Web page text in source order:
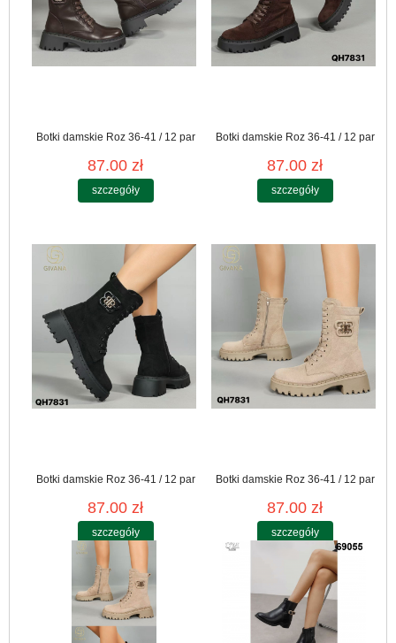
Botki damskie Roz 36-41 / 12 par
87.00 zł
szczegóły
Botki damskie Roz 36-41 / 12 par
87.00 zł
szczegóły
Botki damskie Roz 36-41 / 12 par
87.00 zł
szczegóły
Botki damskie Roz 36-41 / 12 par
87.00 zł
szczegóły